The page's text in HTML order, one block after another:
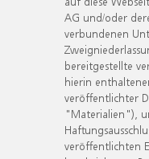
AG und/oder
verbundenen
bereitgestellte
hierin
veröffentlichter
"Materialien"),
veröffentlichten